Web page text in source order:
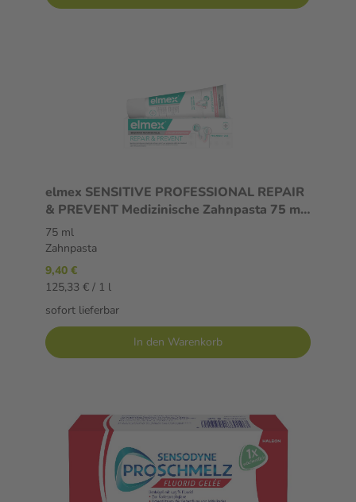
elmex SENSITIVE PROFESSIONAL REPAIR
& PREVENT Medizinische Zahnpasta 75 ml
Zahnpasta
75 ml
Zahnpasta
9,40 €
125,33 € / 1 l
sofort lieferbar
In den Warenkorb